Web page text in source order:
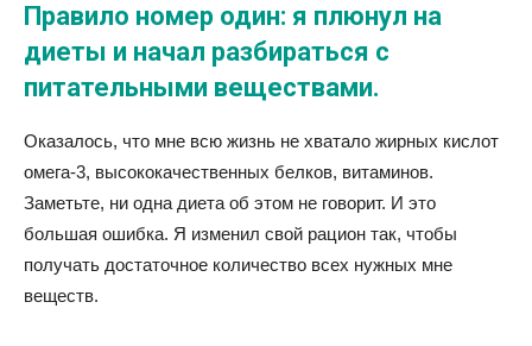
Правило номер один: я плюнул на
диеты и начал разбираться с
питательными веществами.
Оказалось, что мне всю жизнь не хватало жирных кислот
омега-3, высококачественных белков, витаминов.
Заметьте, ни одна диета об этом не говорит. И это
большая ошибка. Я изменил свой рацион так, чтобы
получать достаточное количество всех нужных мне
веществ.